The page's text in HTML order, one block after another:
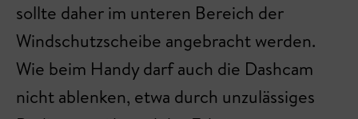
sollte daher im unteren Bereich der
Windschutzscheibe angebracht werden.
Wie beim Handy darf auch die Dashcam
nicht ablenken, etwa durch unzulässiges